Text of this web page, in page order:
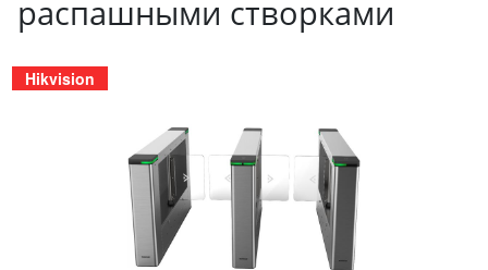
распашными створками
Hikvision